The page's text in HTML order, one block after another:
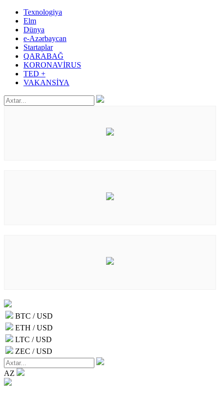
Texnologiya
Elm
Dünya
e-Azərbaycan
Startaplar
QARABAĞ
KORONAVİRUS
TED +
VAKANSİYA
BTC / USD
ETH / USD
LTC / USD
ZEC / USD
AZ